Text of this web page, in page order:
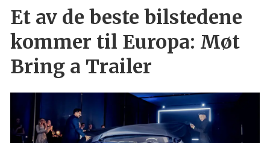
Et av de beste bilstedene
kommer til Europa: Møt
Bring a Trailer